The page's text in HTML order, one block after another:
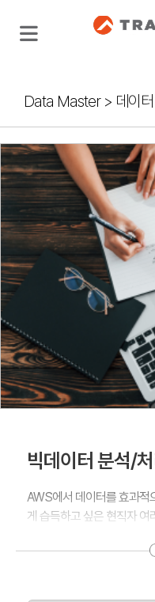
Data Master> 데이
빅데이터 분석/
AWS에서 데이터를 효과적
게 습득하고 싶은 현직자 여
심도 있게 분석하고,